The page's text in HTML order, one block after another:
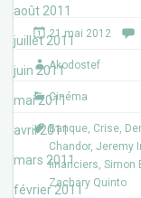
août 2011
juillet 2011
juin 2011
mai 2011
avril 2011
mars 2011
février 2011
c
e
b
o
t
r
21 mai 2012
Akodostef
Cinéma
Banque, Crise,
Chandor, Jeremy
financiers, Simon
Zachary Quinto